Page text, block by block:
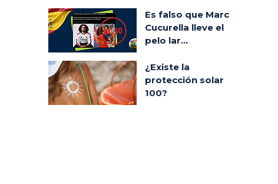
Es falso que Marc
Cucurella lleve el
pelo lar...
¿Existe la
protección solar
100?